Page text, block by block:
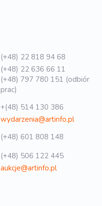
(+48) 22 818 94 68
(+48) 22 636 66 11
(+48) 797 780 151 (odbiór
prac)
+(48) 514 130 386
wydarzenia@artinfo.pl
(+48) 601 808 148
(+48) 506 122 445
aukcje@artinfo.pl